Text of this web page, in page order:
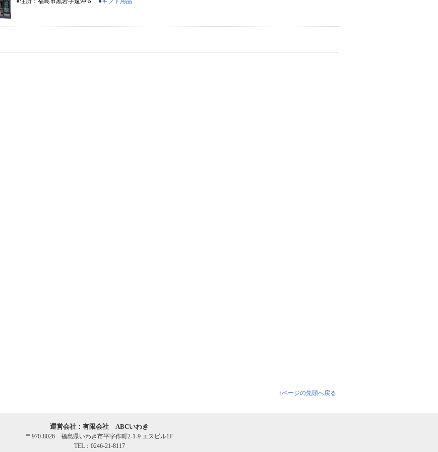
↑ページの先頭へ戻る
運営会社：有限会社 ABCいわき
〒970-8026 福島県いわき市平字作町2-1-9 エスビル1F
TEL：0246-21-8117